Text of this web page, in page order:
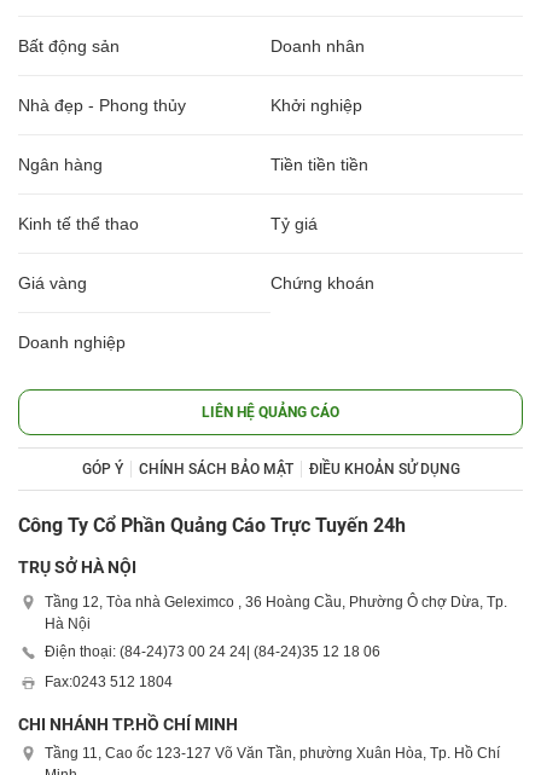
Bất động sản Doanh nhân
Nhà đẹp - Phong thủy Khởi nghiệp
Ngân hàng Tiền tiền tiền
Kinh tế thể thao Tỷ giá
Giá vàng Chứng khoán
Doanh nghiệp
LIÊN HỆ QUẢNG CÁO
GÓP Ý CHÍNH SÁCH BẢO MẬT ĐIỀU KHOẢN SỬ DỤNG
Công Ty Cổ Phần Quảng Cáo Trực Tuyến 24h
TRỤ SỞ HÀ NỘI
Tầng 12, Tòa nhà Geleximco , 36 Hoàng Cầu, Phường Ô chợ Dừa, Tp.
Hà Nội
Điện thoại: (84-24)73 00 24 24| (84-24)35 12 18 06
Fax:0243 512 1804
CHI NHÁNH TP.HỒ CHÍ MINH
Tầng 11, Cao ốc 123-127 Võ Văn Tần, phường Xuân Hòa, Tp. Hồ Chí